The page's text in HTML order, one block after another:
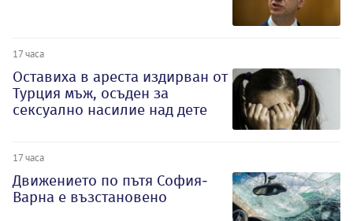
17 часа
Оставиха в ареста издирван от
Турция мъж, осъден за
сексуално насилие над дете
17 часа
Движението по пътя София-
Варна е възстановено